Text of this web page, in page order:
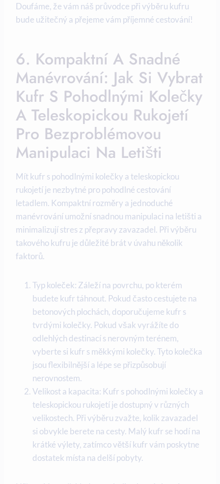
Doufáme, že vám náš průvodce při výběru kufru
bude užitečný a přejeme vám příjemné cestování!
6. Kompaktní A Snadné
Manévrování: Jak Si Vybrat
Kufr S Pohodlnými Kolečky
A Teleskopickou Rukojetí
Pro Bezproblémovou
Manipulaci Na Letišti
Mít kufr s pohodlnými kolečky a teleskopickou
rukojetí je nezbytné pro pohodlné cestování
letadlem. Kompaktní rozměry a jednoduché
manévrování umožní snadnou manipulaci na letišti a
minimalizují stres z přepravy zavazadel. Při výběru
takového kufru je důležité brát v úvahu několik
faktorů.
Typ koleček: Záleží na povrchu, po kterém
budete kufr táhnout. Pokud často cestujete na
betonových plochách, doporučujeme kufr s
tvrdými kolečky. Pokud však vyrážíte do
odlehlých destinací s nerovným terénem,
vyberte si kufr s měkkými kolečky. Tyto kolečka
jsou flexibilnější a lépe se přizpůsobují
nerovnostem.
Velikost a kapacita: Kufr s pohodlnými kolečky a
teleskopickou rukojetí je dostupný v různých
velikostech. Při výběru zvažte, kolik zavazadel
si obvykle berete na cesty. Malý kufr se hodí na
krátké výlety, zatímco větší kufr vám poskytne
dostatek místa na delší pobyty.